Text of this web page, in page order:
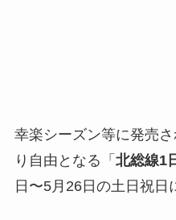
幸楽シーズン等に発売
り自由となる「 北総線1
日〜5月26日の土日祝日